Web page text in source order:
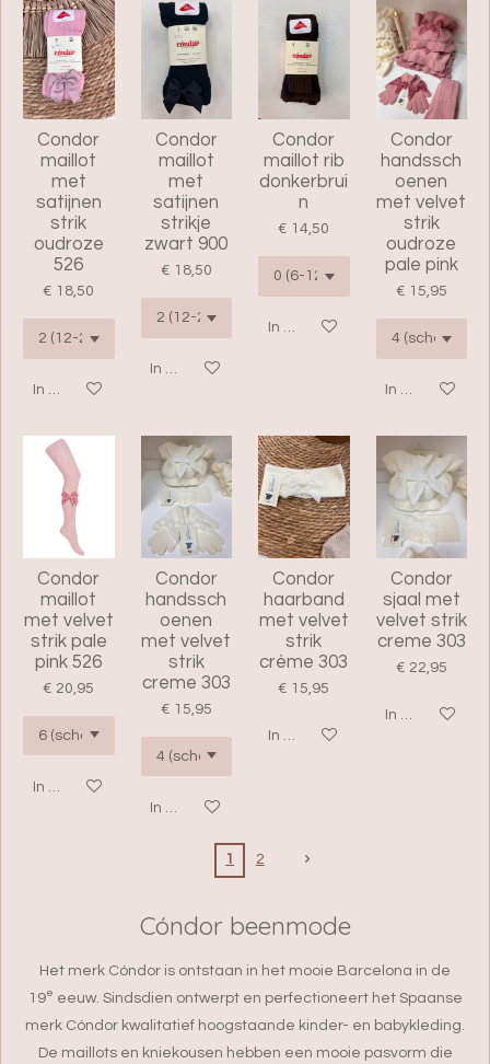
Condor
maillot
met
satijnen
strik
oudroze
526
€ 18,50
In winkelwagen
Condor
maillot
met
satijnen
strikje
zwart 900
€ 18,50
In winkelwagen
Condor
maillot rib
donkerbrui
n
€ 14,50
In winkelwagen
Condor
handssch
oenen
met velvet
strik
oudroze
pale pink
€ 15,95
In
Condor
maillot
met velvet
strik pale
pink 526
€ 20,95
In winkelwagen
Condor
handssch
oenen
met velvet
strik
creme 303
€ 15,95
In winkelwagen
Condor
haarband
met velvet
strik
crème 303
€ 15,95
In winkelwagen
Condor
sjaal met
velvet strik
creme 303
€ 22,95
In
1 2
Cóndor beenmode
Het merk Cóndor is ontstaan in het mooie Barcelona in de
19e eeuw. Sindsdien ontwerpt en perfectioneert het Spaanse
merk Cóndor kwalitatief hoogstaande kinder- en babykleding.
De maillots en kniekousen hebben een mooie pasvorm die